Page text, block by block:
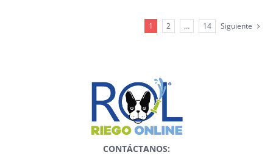
1 2 … 14 Siguiente
CONTÁCTANOS: